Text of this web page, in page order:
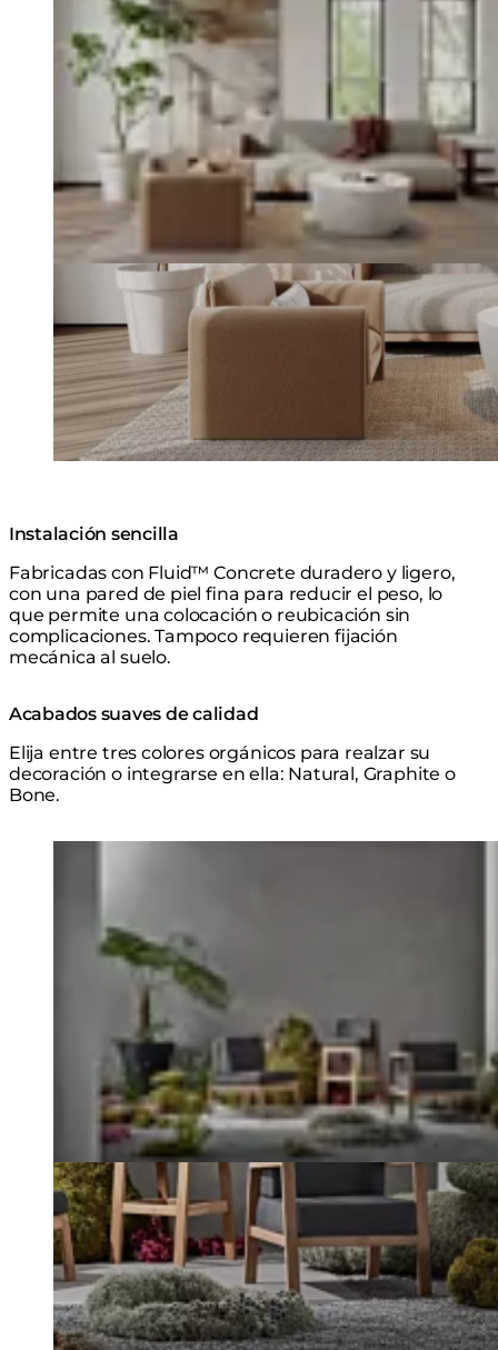
Instalación sencilla
Fabricadas con Fluid™ Concrete duradero y ligero,
con una pared de piel fina para reducir el peso, lo
que permite una colocación o reubicación sin
complicaciones. Tampoco requieren fijación
mecánica al suelo.
Acabados suaves de calidad
Elija entre tres colores orgánicos para realzar su
decoración o integrarse en ella: Natural, Graphite o
Bone.